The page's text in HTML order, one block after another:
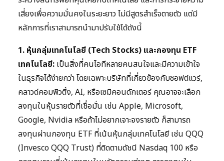
เสี่ยงเพื่อความมั่นคงในระยะยาว ไม่มีสูตรสำเร็จตายตัว แต่มี
หลักการที่เราสามารถนำมาปรับใช้ได้ดังนี้
1. หุ้นกลุ่มเทคโนโลยี (Tech Stocks) และกองทุน ETF
เทคโนโลยี: เป็นสิ่งที่คนไอทีหลายคนสนใจและมีความเข้าใจ
ในธุรกิจได้ง่ายกว่า โดยเฉพาะบริษัทที่เกี่ยวข้องกับซอฟต์แวร์,
คลาวด์คอมพิวติ้ง, AI, หรือเซมิคอนดักเตอร์ คุณอาจจะเลือก
ลงทุนในหุ้นรายตัวที่เชื่อมั่น เช่น Apple, Microsoft,
Google, Nvidia หรือถ้าไม่อยากเจาะจงรายตัว ก็สามารถ
ลงทุนผ่านกองทุน ETF ที่เน้นหุ้นกลุ่มเทคโนโลยี เช่น QQQ
(Invesco QQQ Trust) ที่ติดตามดัชนี Nasdaq 100 หรือ